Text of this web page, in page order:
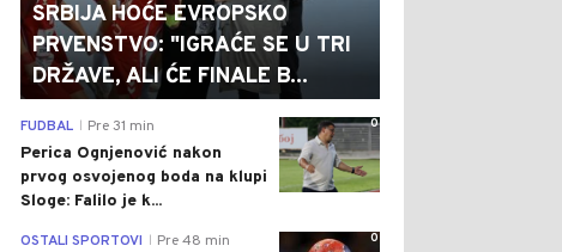
SRBIJA HOĆE EVROPSKO
PRVENSTVO: "IGRAĆE SE U TRI
DRŽAVE, ALI ĆE FINALE B...
0
FUDBAL Pre 31 min
Perica Ognjenović nakon
prvog osvojenog boda na klupi
Sloge: Falilo je k...
0
OSTALI SPORTOVI Pre 48 min